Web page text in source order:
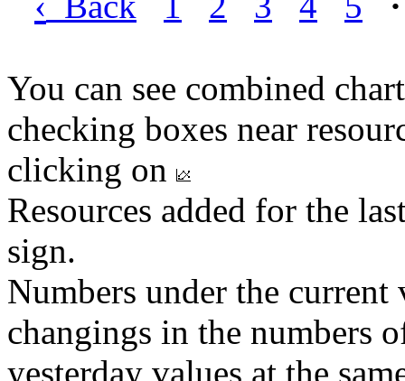
You can see combined
checking boxes near
clicking on
Resources added for the
sign.
Numbers under the
changings in the numbers
yesterday values at the